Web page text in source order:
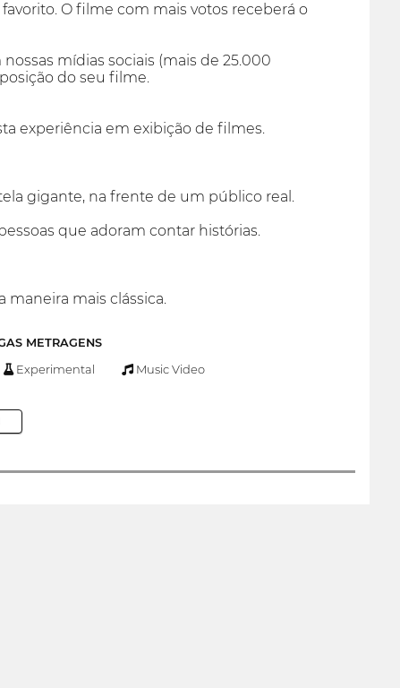
O filme com mais votos receberá o
mídias sociais (mais de 25.000
do seu filme.
experiência em exibição de filmes.
gigante, na frente de um público real.
que adoram contar histórias.
maneira mais clássica.
METRAGENS
Experimental Music Video